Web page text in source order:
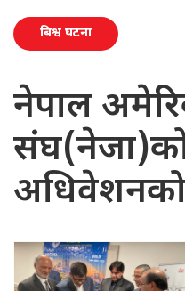
बिश्व घटना
नेपाल